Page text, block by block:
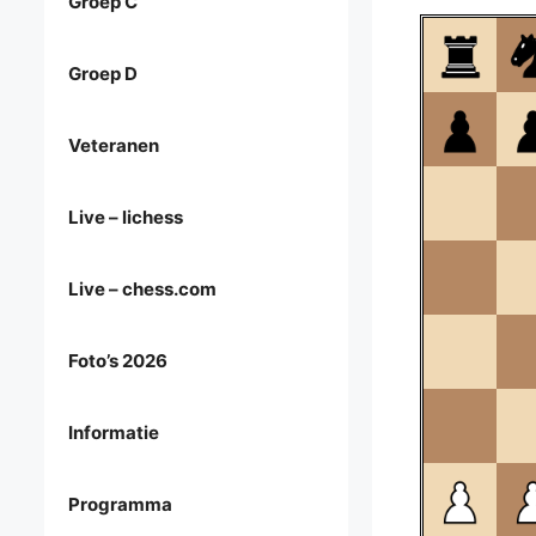
Groep D
Veteranen
Live – lichess
Live – chess.com
Foto’s 2026
Informatie
Programma